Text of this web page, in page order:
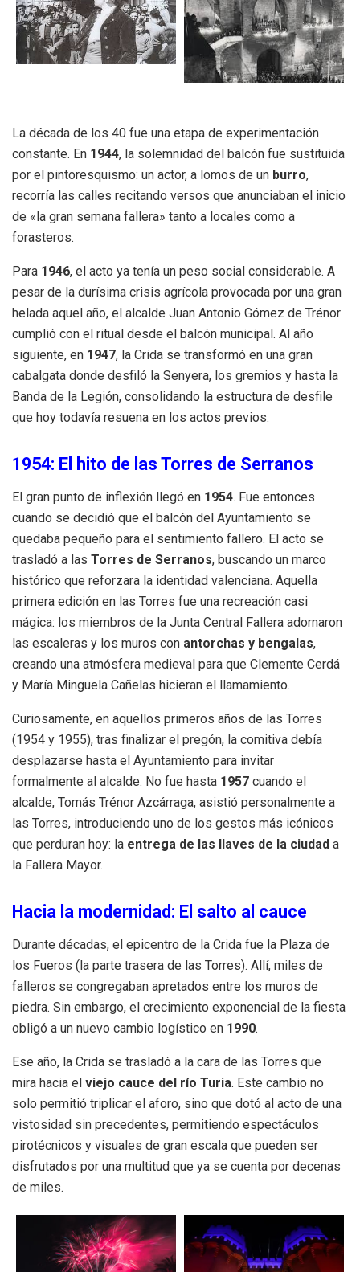
La década de los 40 fue una etapa de experimentación
constante. En 1944, la solemnidad del balcón fue sustituida
por el pintoresquismo: un actor, a lomos de un burro,
recorría las calles recitando versos que anunciaban el inicio
de «la gran semana fallera» tanto a locales como a
forasteros.
Para 1946, el acto ya tenía un peso social considerable. A
pesar de la durísima crisis agrícola provocada por una gran
helada aquel año, el alcalde Juan Antonio Gómez de Trénor
cumplió con el ritual desde el balcón municipal. Al año
siguiente, en 1947, la Crida se transformó en una gran
cabalgata donde desfiló la Senyera, los gremios y hasta la
Banda de la Legión, consolidando la estructura de desfile
que hoy todavía resuena en los actos previos.
1954: El hito de las Torres de Serranos
El gran punto de inflexión llegó en 1954. Fue entonces
cuando se decidió que el balcón del Ayuntamiento se
quedaba pequeño para el sentimiento fallero. El acto se
trasladó a las Torres de Serranos, buscando un marco
histórico que reforzara la identidad valenciana. Aquella
primera edición en las Torres fue una recreación casi
mágica: los miembros de la Junta Central Fallera adornaron
las escaleras y los muros con antorchas y bengalas,
creando una atmósfera medieval para que Clemente Cerdá
y María Minguela Cañelas hicieran el llamamiento.
Curiosamente, en aquellos primeros años de las Torres
(1954 y 1955), tras finalizar el pregón, la comitiva debía
desplazarse hasta el Ayuntamiento para invitar
formalmente al alcalde. No fue hasta 1957 cuando el
alcalde, Tomás Trénor Azcárraga, asistió personalmente a
las Torres, introduciendo uno de los gestos más icónicos
que perduran hoy: la entrega de las llaves de la ciudad a
la Fallera Mayor.
Hacia la modernidad: El salto al cauce
Durante décadas, el epicentro de la Crida fue la Plaza de
los Fueros (la parte trasera de las Torres). Allí, miles de
falleros se congregaban apretados entre los muros de
piedra. Sin embargo, el crecimiento exponencial de la fiesta
obligó a un nuevo cambio logístico en 1990.
Ese año, la Crida se trasladó a la cara de las Torres que
mira hacia el viejo cauce del río Turia. Este cambio no
solo permitió triplicar el aforo, sino que dotó al acto de una
vistosidad sin precedentes, permitiendo espectáculos
pirotécnicos y visuales de gran escala que pueden ser
disfrutados por una multitud que ya se cuenta por decenas
de miles.